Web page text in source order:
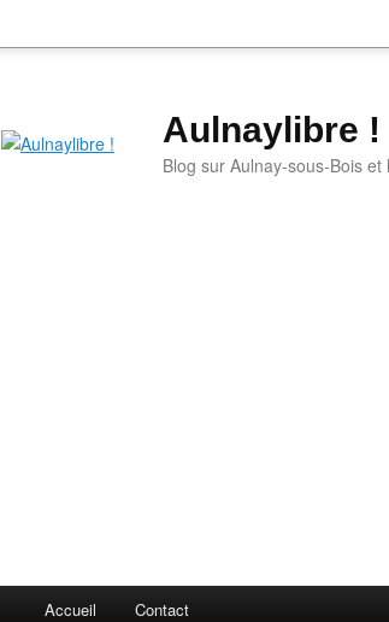
Aulnaylibre !
Blog sur Aulnay-sous-Bois et
Accueil Contact